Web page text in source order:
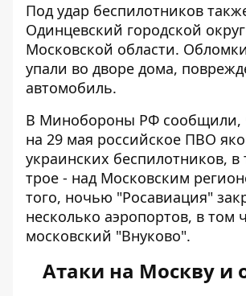
Под удар беспилотников
Одинцевский городской округ
Московской области.
упали во дворе дома,
автомобиль.
В Минобороны РФ сообщили,
на 29 мая российское ПВО
украинских беспилотников, в
трое - над Московским
того, ночью "Росавиация"
несколько аэропортов, в том
московский "Внуково".
Атаки на Москву и